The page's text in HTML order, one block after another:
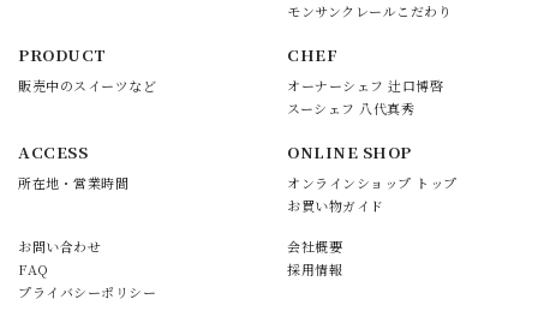
モンサンクレールこだわり
PRODUCT
販売中のスイーツなど
CHEF
オーナーシェフ 辻口博啓
スーシェフ 八代真秀
ACCESS
所在地・営業時間
ONLINE SHOP
オンラインショップ トップ
お買い物ガイド
お問い合わせ
FAQ
プライバシーポリシー
会社概要
採用情報